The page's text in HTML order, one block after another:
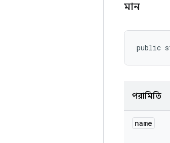
মান
public
পরামিতি
name